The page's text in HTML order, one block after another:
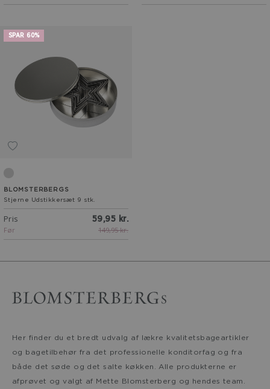
SPAR 60%
Metal
BLOMSTERBERGS
Stjerne Udstikkersæt 9 stk.
Pris
59,95 kr.
Før
149,95 kr.
Her finder du et bredt udvalg af lækre kvalitetsbageartikler
og bagetilbehør fra det professionelle konditorfag og fra
både det søde og det salte køkken. Alle produkterne er
afprøvet og valgt af Mette Blomsterberg og hendes team.